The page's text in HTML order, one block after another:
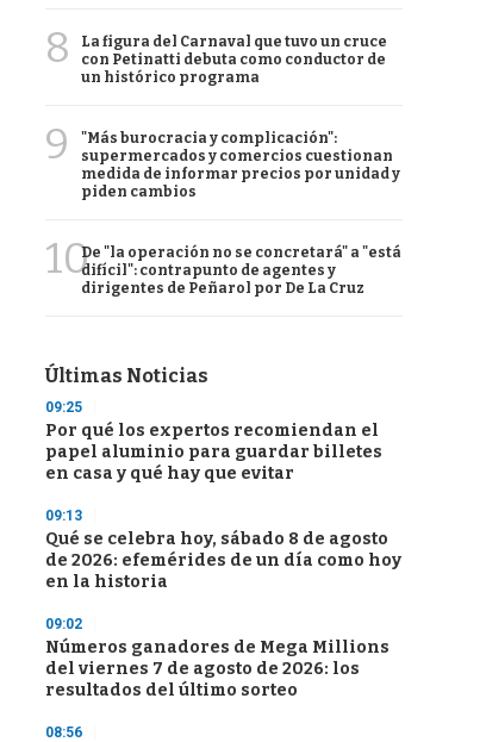
8
La figura del Carnaval que tuvo un cruce
con Petinatti debuta como conductor de
un histórico programa
9
"Más burocracia y complicación":
supermercados y comercios cuestionan
medida de informar precios por unidad y
piden cambios
10De "la operación no se concretará" a "está
difícil": contrapunto de agentes y
dirigentes de Peñarol por De La Cruz
Últimas Noticias
09:25
Por qué los expertos recomiendan el
papel aluminio para guardar billetes
en casa y qué hay que evitar
09:13
Qué se celebra hoy, sábado 8 de agosto
de 2026: efemérides de un día como hoy
en la historia
09:02
Números ganadores de Mega Millions
del viernes 7 de agosto de 2026: los
resultados del último sorteo
08:56